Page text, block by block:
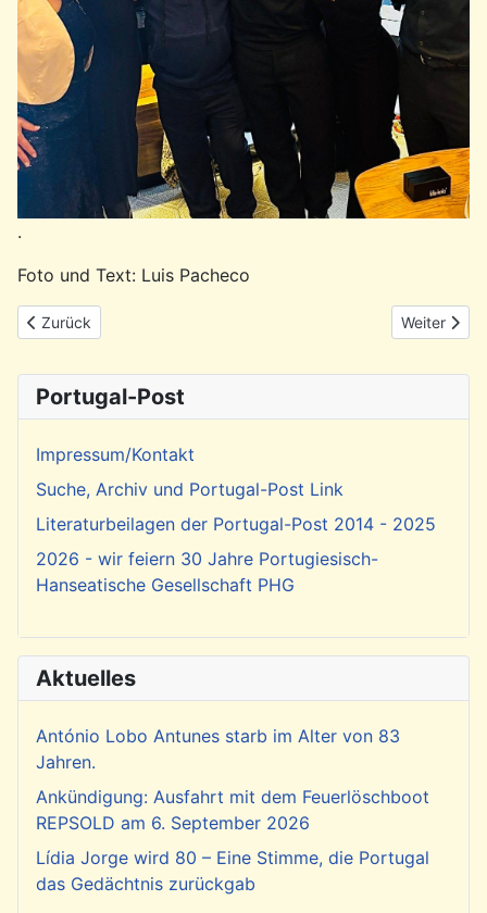
.
Foto und Text: Luis Pacheco
Vorheriger Beitrag: Rückblick: Feier zum 25. April in Hamburg-
Zurück Nächster
Weiter
Portugal-Post
Impressum/Kontakt
Suche, Archiv und Portugal-Post Link
Literaturbeilagen der Portugal-Post 2014 - 2025
2026 - wir feiern 30 Jahre Portugiesisch-
Hanseatische Gesellschaft PHG
Aktuelles
António Lobo Antunes starb im Alter von 83
Jahren.
Ankündigung: Ausfahrt mit dem Feuerlöschboot
REPSOLD am 6. September 2026
Lídia Jorge wird 80 – Eine Stimme, die Portugal
das Gedächtnis zurückgab